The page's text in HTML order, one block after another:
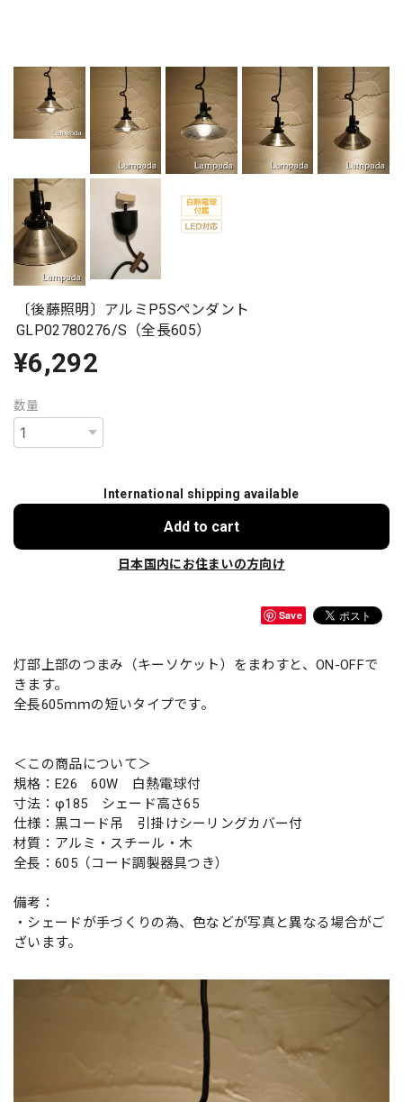
〔後藤照明〕アルミP5Sペンダント
GLP02780276/S（全長605）
¥6,292
数量
International shipping available
Add to cart
日本国内にお住まいの方向け
Save
灯部上部のつまみ（キーソケット）をまわすと、ON-OFFで
きます。
全長605ｍｍの短いタイプです。
＜この商品について＞
規格：E26 60W 白熱電球付
寸法：φ185 シェード高さ65
仕様：黒コード吊 引掛けシーリングカバー付
材質：アルミ・スチール・木
全長：605（コード調製器具つき）
備考：
・シェードが手づくりの為、色などが写真と異なる場合がご
ざいます。